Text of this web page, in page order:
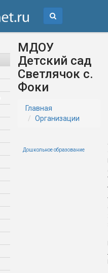
МДОУ
Детский сад
Светлячок с.
Фоки
Главная
Организации
Дошкольное образование